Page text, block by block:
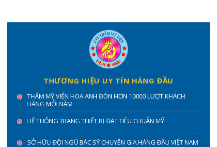
THƯƠNG HIỆU UY TÍN HÀNG ĐẦU
THẨM MỸ VIỆN HOA ANH ĐÓN HƠN 10000 LƯỢT KHÁCH
HÀNG MỖI NĂM
HỆ THỐNG TRANG THIẾT BỊ ĐẠT TIÊU CHUẨN MỸ
SỞ HỮU ĐỘI NGŨ BÁC SỸ CHUYÊN GIA HÀNG ĐẦU VIỆT NAM